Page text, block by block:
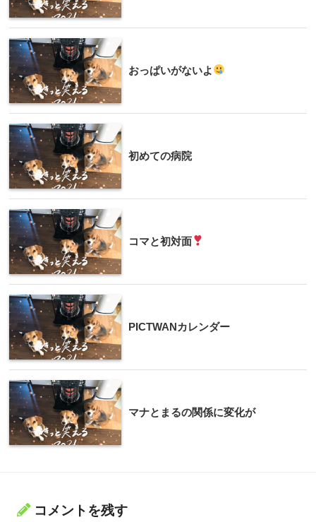
おっぱいがないよ
初めての病院
コマと初対面
PICTWANカレンダー
マナとまるの関係に変化が
コメントを残す